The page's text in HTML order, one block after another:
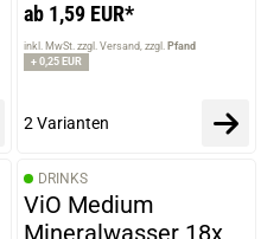
ab 1,59 EUR*
inkl. MwSt. zzgl. Versand zzgl. Pfand
+ 0,25 EUR
2 Varianten
DRINKS
ViO Medium
Mineralwasser 18x